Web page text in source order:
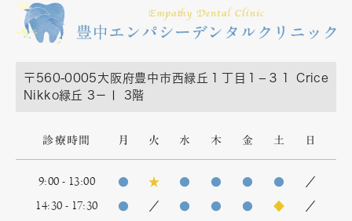
〒560-0005 大阪府豊中市西緑丘１丁目１−３１ Crice
Nikko緑丘 3－Ⅰ 3階
診療時間 月 火 水 木 金 土 日
9:00 - 13:00 ● ★ ● ● ● ● ／
14:30 - 17:30 ● ／ ● ● ● ◆ ／